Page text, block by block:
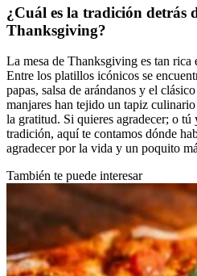
¿Cuál es la tradición detrás
Thanksgiving?
La mesa de Thanksgiving es tan rica
Entre los platillos icónicos se
papas, salsa de arándanos y el
manjares han tejido un tapiz
la gratitud. Si quieres agradecer; o tú
tradición, aquí te contamos dónde
agradecer por la vida y un poquito
También te puede interesar